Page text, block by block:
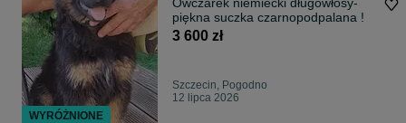
Owczarek niemiecki długowłosy-
piękna suczka czarnopodpalana !
3 600 zł
Szczecin, Pogodno
12 lipca 2026
WYRÓŻNIONE